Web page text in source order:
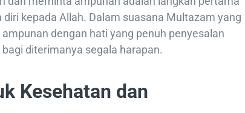
kepada Allah. Dalam suasana Multazam yang
dengan hati yang penuh penyesalan
diterimanya segala harapan.
Kesehatan dan